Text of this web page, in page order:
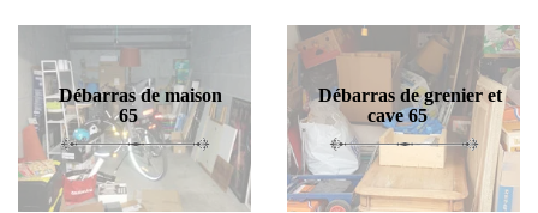
Débarras de maison
65
Débarras de grenier et
cave 65